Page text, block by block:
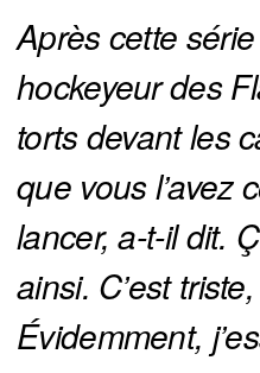
Après cette
hockeyeur des
torts devant les
que vous l’avez
lancer, a-t-il dit.
ainsi. C’est
Évidemment,